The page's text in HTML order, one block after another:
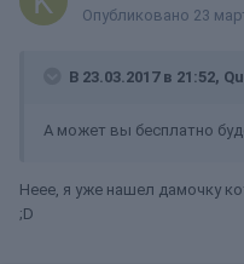
Опубликовано 23
В 23.03.2017 в 21:52,
А может вы бесплатно
Неее, я уже нашел дамочку
;D